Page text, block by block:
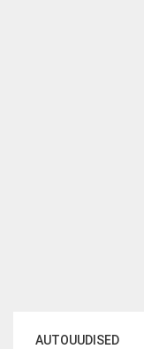
AUTOUUDISED